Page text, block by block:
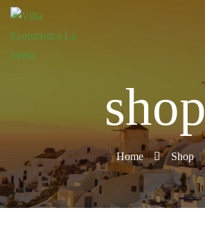
shop
Home Shop